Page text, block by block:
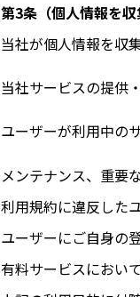
第3条（個人情報を収
当社が個人情報を収
当社サービスの提供
ユーザーが利用中の
メンテナンス、重要
利用規約に違反した
ユーザーにご自身の
有料サービスにおい